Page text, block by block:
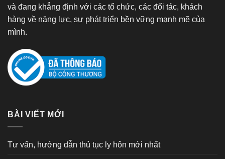
và đang khẳng định với các tổ chức, các đối tác, khách
hàng về năng lực, sự phát triển bền vững mạnh mẽ của
mình.
BÀI VIẾT MỚI
Tư vấn, hướng dẫn thủ tục ly hôn mới nhất